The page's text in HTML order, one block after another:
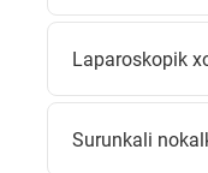
Laparoskopik
Surunkali